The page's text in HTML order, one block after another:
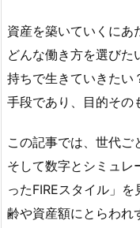
資産を築いていくにあ
どんな働き方を選び
持ちで生きていきたい
手段であり、目的その
この記事では、世代ご
そして数字とシミュレ
ったFIREスタイル」
齢や資産額にとらわれ